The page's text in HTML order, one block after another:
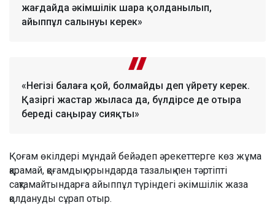
жағдайда әкімшілік шара қолданылып,
айыппұл салынуы керек»
«Негізі балаға қой, болмайды деп үйрету керек.
Қазіргі жастар жыласа да, бүлдірсе де отыра
береді саңырау сияқты»
Қоғам өкілдері мұндай бейәдеп әрекеттерге көз жұма
қарамай, қоғамдық орындарда тазалық пен тәртіпті
сақтамайтындарға айыппұл түріндегі әкімшілік жаза
қолдануды сұрап отыр.